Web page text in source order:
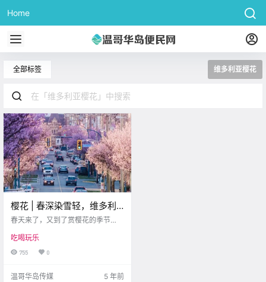
Home
全部标签 维多利亚樱花
樱花 | 春深染雪轻，维多利
亚迎来赏樱季！一起来看那
春天来了，又到了赏樱花的季节
被粉色的花海包裹着。今天，就让
小编带大家看看，维多利亚都有哪
吃喝玩乐
755 0
温哥华岛传媒 5 年前